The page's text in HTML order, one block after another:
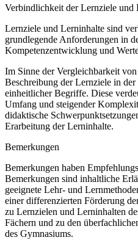
Verbindlichkeit der Lernziele und
Lernziele und Lerninhalte sind
grundlegende Anforderungen in
Kompetenzentwicklung und
Im Sinne der Vergleichbarkeit
Beschreibung der Lernziele in
einheitlicher Begriffe. Diese
Umfang und steigender
didaktische
Erarbeitung der Lerninhalte.
Bemerkungen
Bemerkungen haben
Bemerkungen sind inhaltliche
geeignete Lehr- und
einer differenzierten Förderung
zu Lernzielen und Lerninhalten
Fächern und zu den
des Gymnasiums.